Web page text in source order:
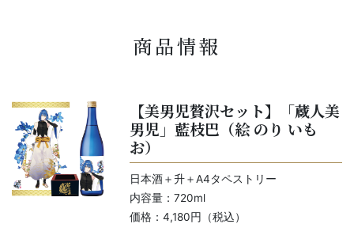
商品情報
【美男児贅沢セット】「蔵人美
男児」藍枝巴（絵 のり いも
お）
日本酒＋升＋A4タペストリー
内容量：720ml
価格：4,180円（税込）